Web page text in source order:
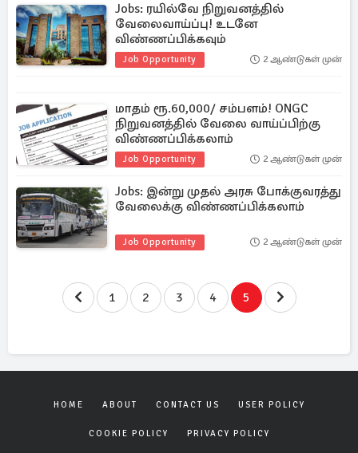
Jobs: ரயில்வே நிறுவனத்தில்
வேலைவாய்ப்பு! உடனே
விண்ணப்பிக்கவும்
Job Opportunity 2 ஆண்டுகள் முன்
மாதம் ரூ.60,000/ சம்பளம்! ONGC
நிறுவனத்தில் வேலை வாய்ப்பிற்கு
விண்ணப்பிக்கலாம்
Job Opportunity 2 ஆண்டுகள் முன்
Jobs: இன்று முதல் அரசு போக்குவரத்து
வேலைக்கு விண்ணப்பிக்கலாம்
Job Opportunity 2 ஆண்டுகள் முன்
1 2 3 4 5
HOME ABOUT CONTACT US USER POLICY
COOKIE POLICY PRIVACY POLICY